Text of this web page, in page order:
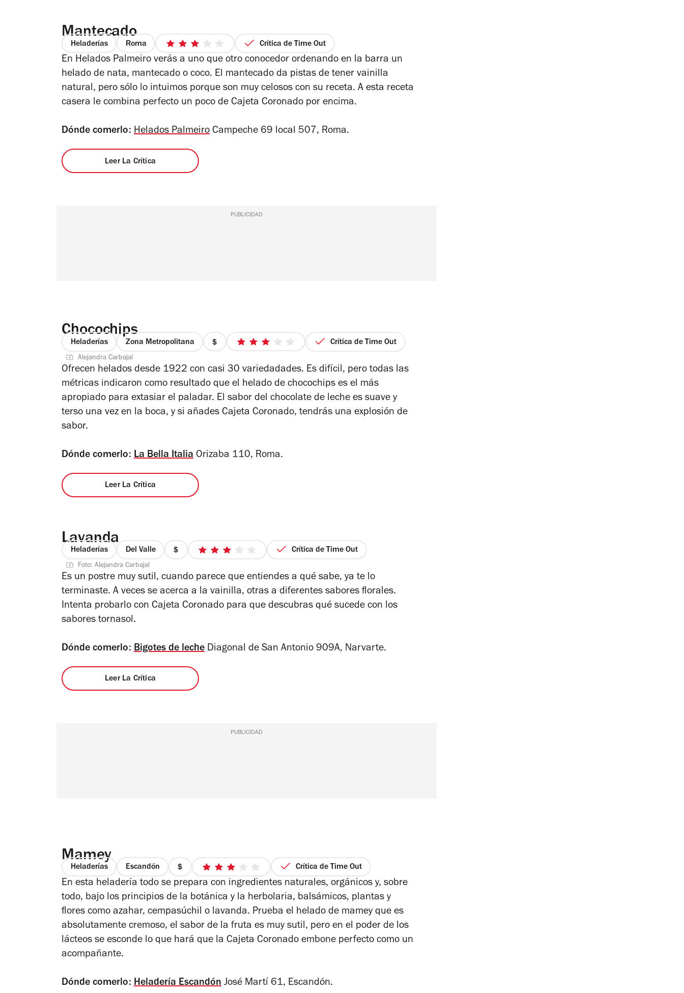
Mantecado
Heladerías Roma
3
de
5
estrellas
Crítica de Time Out
En Helados Palmeiro verás a uno que otro conocedor ordenando en la barra un
helado de nata, mantecado o coco. El mantecado da pistas de tener vainilla
natural, pero sólo lo intuimos porque son muy celosos con su receta. A esta receta
casera le combina perfecto un poco de Cajeta Coronado por encima.
Dónde comerlo: Helados Palmeiro Campeche 69 local 507, Roma.
Leer La Crítica
PUBLICIDAD
Chocochips
Heladerías Zona Metropolitana
precio
de
4
3
5
estrellas
Crítica de Time Out
Alejandra Carbajal
Ofrecen helados desde 1922 con casi 30 variedadades. Es difícil, pero todas las
métricas indicaron como resultado que el helado de chocochips es el más
apropiado para extasiar el paladar. El sabor del chocolate de leche es suave y
terso una vez en la boca, y si añades Cajeta Coronado, tendrás una explosión de
sabor.
Dónde comerlo: La Bella Italia Orizaba 110, Roma.
Leer La Crítica
Lavanda
Heladerías Del Valle
precio
de
4
3
5
estrellas
Crítica de Time Out
Foto: Alejandra Carbajal
Es un postre muy sutil, cuando parece que entiendes a qué sabe, ya te lo
terminaste. A veces se acerca a la vainilla, otras a diferentes sabores florales.
Intenta probarlo con Cajeta Coronado para que descubras qué sucede con los
sabores tornasol.
Dónde comerlo: Bigotes de leche Diagonal de San Antonio 909A, Narvarte.
Leer La Crítica
PUBLICIDAD
Mamey
Heladerías Escandón
precio
1
de
4
3
de
5
estrellas
Crítica de Time Out
En esta heladería todo se prepara con ingredientes naturales, orgánicos y, sobre
todo, bajo los principios de la botánica y la herbolaria, balsámicos, plantas y
flores como azahar, cempasúchil o lavanda. Prueba el helado de mamey que es
absolutamente cremoso, el sabor de la fruta es muy sutil, pero en el poder de los
lácteos se esconde lo que hará que la Cajeta Coronado embone perfecto como un
acompañante.
Dónde comerlo: Heladería Escandón José Martí 61, Escandón.